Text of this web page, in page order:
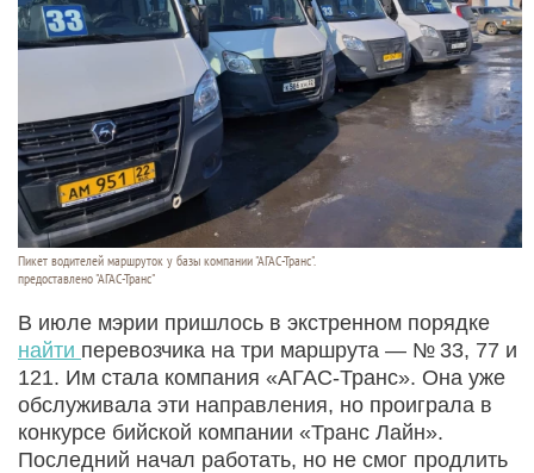
Пикет водителей маршруток у базы компании "АГАС-Транс".
предоставлено "АГАС-Транс"
В июле мэрии пришлось в экстренном порядке
найти перевозчика на три маршрута — № 33, 77 и
121. Им стала компания «АГАС-Транс». Она уже
обслуживала эти направления, но проиграла в
конкурсе бийской компании «Транс Лайн».
Последний начал работать, но не смог продлить